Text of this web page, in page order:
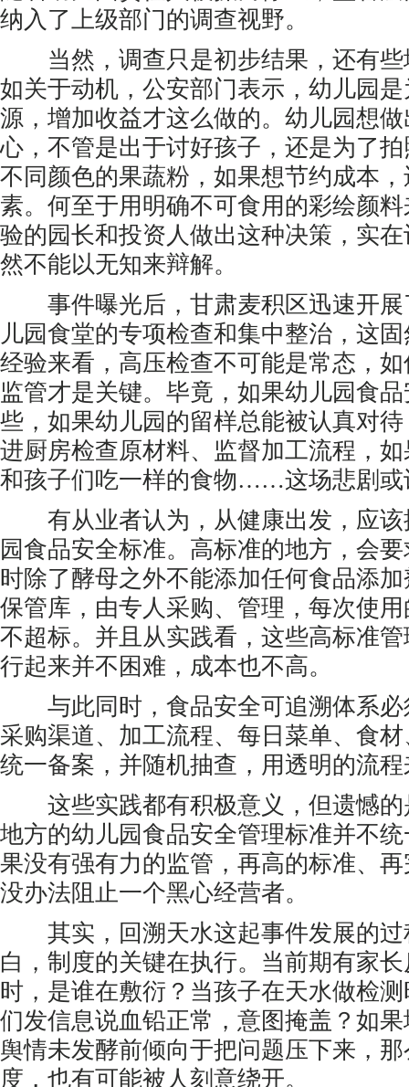
纳入了上级部门的调查视野。
当然，调查只是初步结果，还有些
如关于动机，公安部门表示，幼儿园
源，增加收益才这么做的。幼儿园想
心，不管是出于讨好孩子，还是为了
不同颜色的果蔬粉，如果想节约成本
素。何至于用明确不可食用的彩绘颜
验的园长和投资人做出这种决策，实
然不能以无知来辩解。
事件曝光后，甘肃麦积区迅速开展
儿园食堂的专项检查和集中整治，这
经验来看，高压检查不可能是常态，
监管才是关键。毕竟，如果幼儿园食
些，如果幼儿园的留样总能被认真对
进厨房检查原材料、监督加工流程，
和孩子们吃一样的食物……这场悲剧或
有从业者认为，从健康出发，应该
园食品安全标准。高标准的地方，会
时除了酵母之外不能添加任何食品添
保管库，由专人采购、管理，每次使
不超标。并且从实践看，这些高标准
行起来并不困难，成本也不高。
与此同时，食品安全可追溯体系必
采购渠道、加工流程、每日菜单、食
统一备案，并随机抽查，用透明的流
这些实践都有积极意义，但遗憾的
地方的幼儿园食品安全管理标准并不
果没有强有力的监管，再高的标准、
没办法阻止一个黑心经营者。
其实，回溯天水这起事件发展的过
白，制度的关键在执行。当前期有家
时，是谁在敷衍？当孩子在天水做检
们发信息说血铅正常，意图掩盖？如
舆情未发酵前倾向于把问题压下来，
度，也有可能被人刻意绕开。